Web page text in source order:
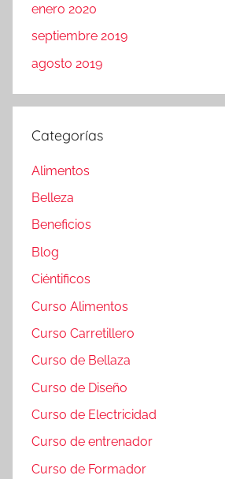
enero 2020
septiembre 2019
agosto 2019
Categorías
Alimentos
Belleza
Beneficios
Blog
Ciéntificos
Curso Alimentos
Curso Carretillero
Curso de Bellaza
Curso de Diseño
Curso de Electricidad
Curso de entrenador
Curso de Formador